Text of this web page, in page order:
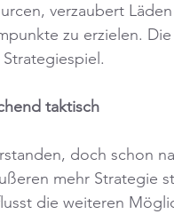
verzaubert
zu erzielen.
taktisch
doch schon
mehr Strategie
die weiteren